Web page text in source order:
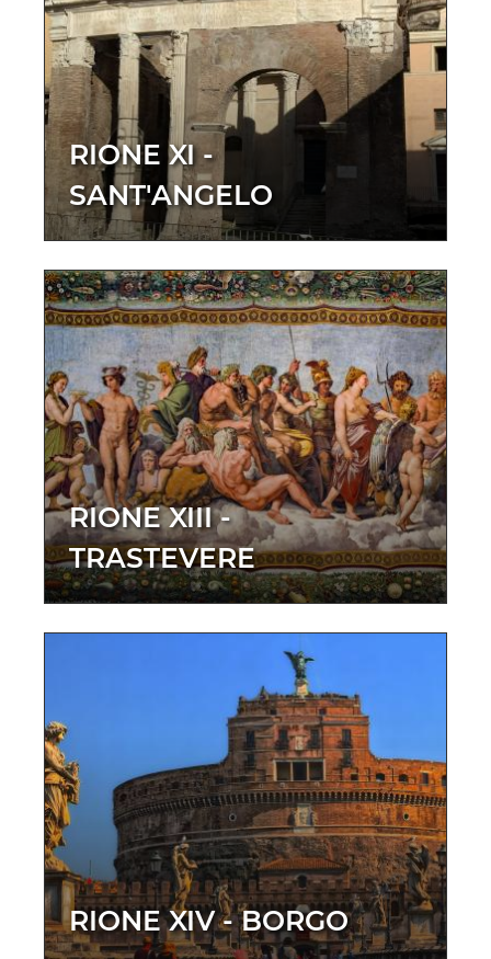
RIONE XI -
SANT'ANGELO
RIONE XIII -
TRASTEVERE
RIONE XIV - BORGO